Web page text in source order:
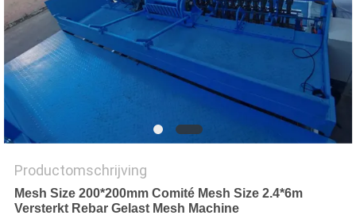
Productomschrijving
Mesh Size 200*200mm Comité Mesh Size 2.4*6m
Versterkt Rebar Gelast Mesh Machine